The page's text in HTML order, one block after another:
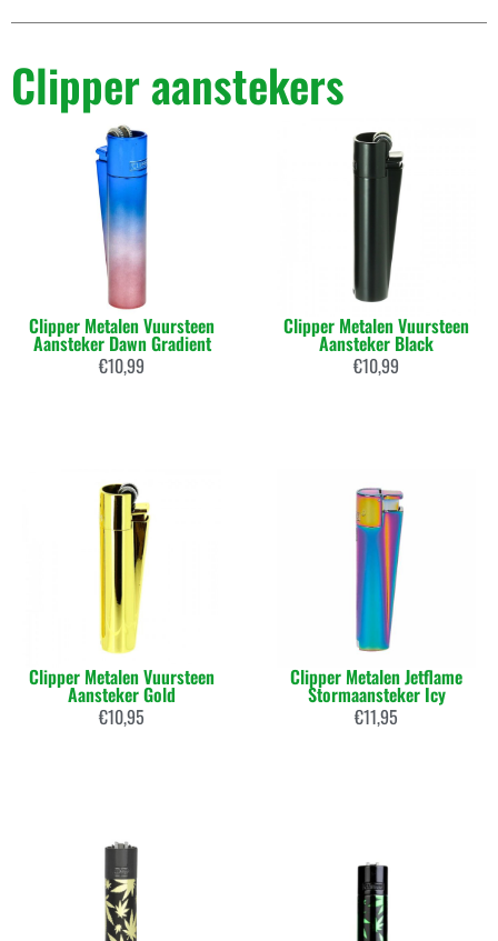
Clipper aanstekers
Clipper Metalen Vuursteen
Aansteker Dawn Gradient
€10,99
Clipper Metalen Vuursteen
Aansteker Black
€10,99
Clipper Metalen Vuursteen
Aansteker Gold
€10,95
Clipper Metalen Jetflame
Stormaansteker Icy
€11,95